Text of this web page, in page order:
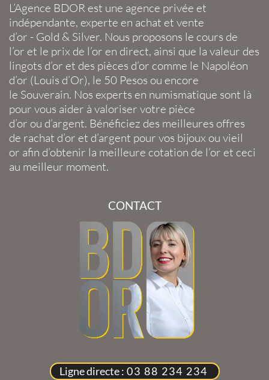
L’Agence BDOR est une agence privée et
indépendante, experte en achat et vente
d’or - Gold & Silver. Nous proposons le cours de
l’or et le prix de l’or en direct, ainsi que la valeur des
lingots d’or et des pièces d’or comme le Napoléon
d’or (Louis d’Or), le 50 Pesos ou encore
le Souverain. Nos experts en numismatique sont là
pour vous aider à valoriser votre pièce
d’or ou d’argent. Bénéficiez des meilleures offres
de rachat d’or et d’argent pour vos bijoux ou vieil
or afin d’obtenir la meilleure cotation de l’or et ceci
au meilleur moment.
CONTACT
Ligne directe : 03 88 234 234